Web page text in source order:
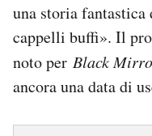
una storia fantastica
cappelli buffi». Il
noto per Black
ancora una data di